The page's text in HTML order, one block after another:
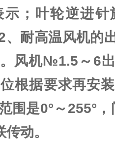
；叶轮逆进针
、耐高温风机的
风机№1.5～6
根据要求再安
围是0°～255°
动。